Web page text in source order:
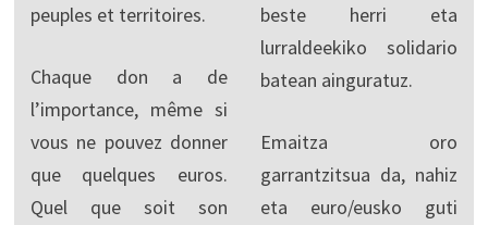
peuples et territoires.
Chaque don a de
l’importance, même si
vous ne pouvez donner
que quelques euros.
Quel que soit son
beste herri eta
lurraldeekiko solidario
batean ainguratuz.
Emaitza oro
garrantzitsua da, nahiz
eta euro/eusko guti